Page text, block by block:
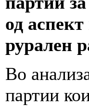
од
рурален
Во
партии